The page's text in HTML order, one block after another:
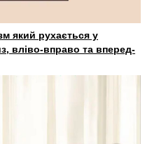
який рухається у
вліво-вправо та вперед-